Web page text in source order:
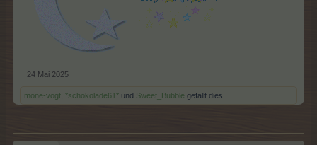
24 Mai 2025
mone-vogt, *schokolade61* und Sweet_Bubble gefällt dies.